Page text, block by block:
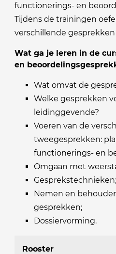
functionerings- en
Tijdens de trainingen
verschillende gesprekken
Wat ga je leren in de
en
Wat omvat de
Welke gesprekken
leidinggevende?
Voeren van de
tweegesprekken:
functionerings- en
Omgaan met
Gesprekstechnieken;
Nemen en
gesprekken;
Dossiervorming.
Rooster